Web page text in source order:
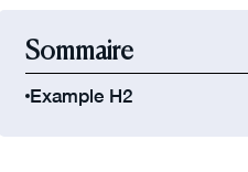
Sommaire
Example H2